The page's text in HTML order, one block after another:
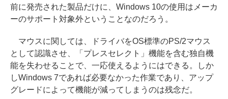
前に発売された製品だけに、Windows 10の使用はメーカ
ーのサポート対象外ということなのだろう。
マウスに関しては、ドライバをOS標準のPS/2マウス
として認識させ、「プレスセレクト」機能を含む独自機
能を失わせることで、一応使えるようにはできる。しか
しWindows 7であれば必要なかった作業であり、アップ
グレードによって機能が減ってしまうのは残念だ。